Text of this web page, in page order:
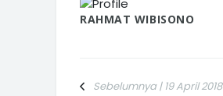
RAHMAT WIBISONO
Sebelumnya | 19 April 2018